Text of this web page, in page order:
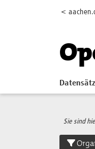
<
Sie sind